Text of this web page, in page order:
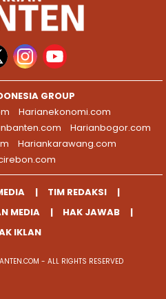
GROUP
Harianekonomi.com
Harianbogor.com
Hariankarawang.com
TIM REDAKSI
MEDIA
HAK JAWAB
IKLAN
- ALL RIGHTS RESERVED